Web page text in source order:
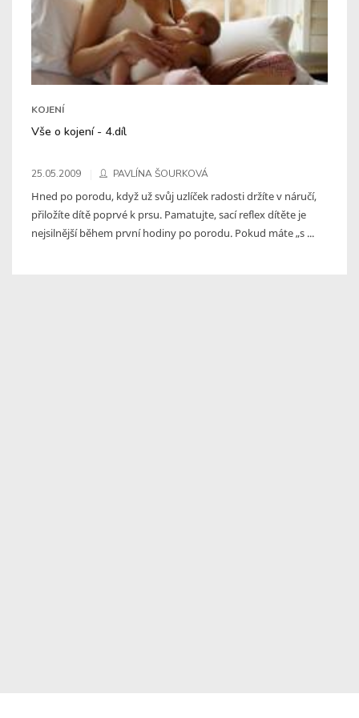
KOJENÍ
Vše o kojení - 4.díl
25.05.2009 PAVLÍNA ŠOURKOVÁ
Hned po porodu, když už svůj uzlíček radosti držíte v náručí,
přiložíte dítě poprvé k prsu. Pamatujte, sací reflex dítěte je
nejsilnější během první hodiny po porodu. Pokud máte „s ...